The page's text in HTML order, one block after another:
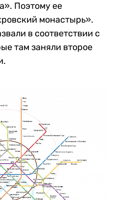
Поэтому ее
монастырь».
в соответствии с
там заняли второе